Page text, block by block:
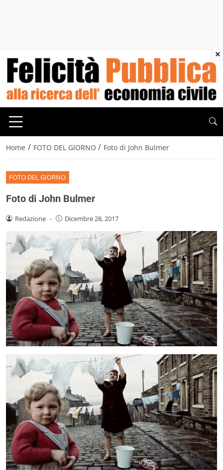
Home / FOTO DEL GIORNO / Foto di John Bulmer
FOTO DEL GIORNO
Foto di John Bulmer
Redazione - Dicembre 28, 2017
×